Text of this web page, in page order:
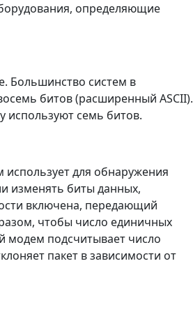
определяющие
Большинство систем в
битов (расширенный ASCII).
используют семь битов.
для обнаружения
изменять биты данных,
включена, передающий
чтобы число единичных
подсчитывает число
пакет в зависимости от